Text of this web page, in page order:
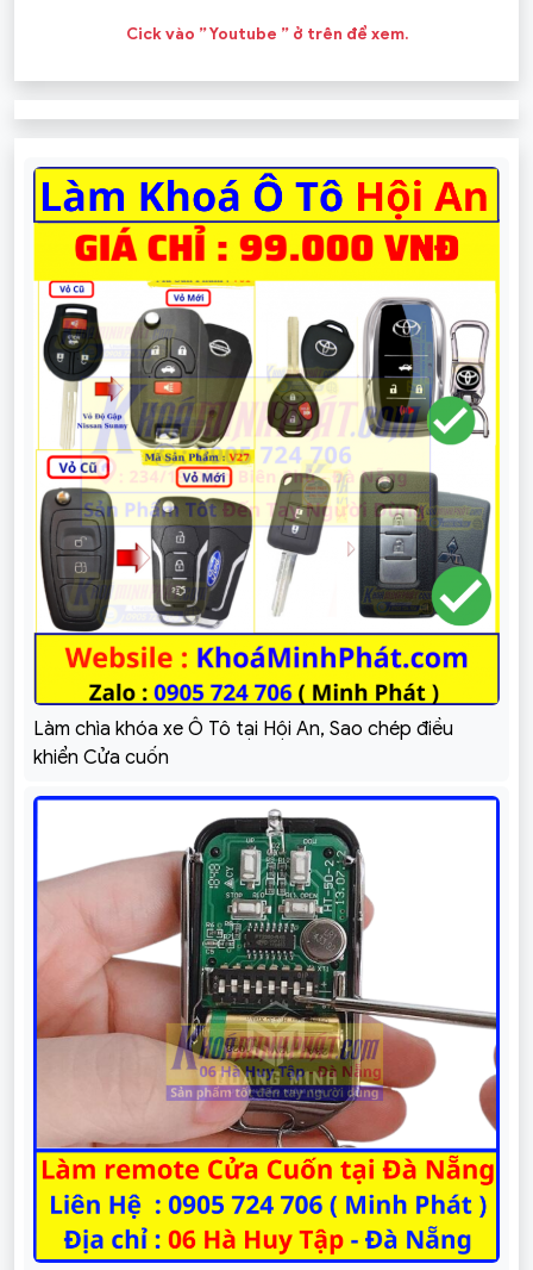
Cick vào ” Youtube ” ở trên để xem.
Làm chìa khóa xe Ô Tô tại Hội An, Sao chép điều
khiển Cửa cuốn